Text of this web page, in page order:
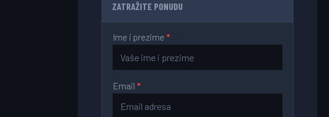
ZATRAŽITE PONUDU
Kontakt
forma
Ime i prezime *
Email *